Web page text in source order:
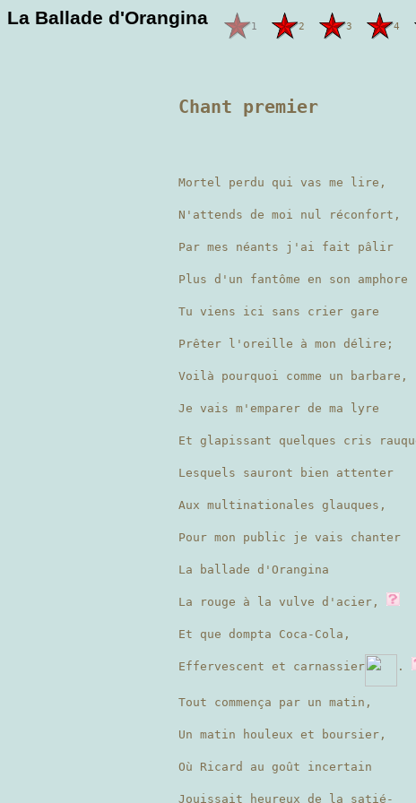
La Ballade d'Orangina 1 2 3 4
Chant premier
Mortel perdu qui vas me lire,
N'attends de moi nul réconfort,
Par mes néants j'ai fait pâlir
Plus d'un fantôme en son
Tu viens ici sans crier gare
Prêter l'oreille à mon délire;
Voilà pourquoi comme un barbare,
Je vais m'emparer de ma lyre
Et glapissant quelques cris
Lesquels sauront bien attenter
Aux multinationales glauques,
Pour mon public je vais chanter
La ballade d'Orangina
La rouge à la vulve d'acier,
Et que dompta Coca-Cola,
Effervescent et carnassier .
Tout commença par un matin,
Un matin houleux et boursier,
Où Ricard au goût incertain
Jouissait heureux de la satié-